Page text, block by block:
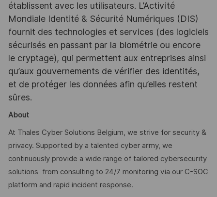
établissent avec les utilisateurs. L’Activité
Mondiale Identité & Sécurité Numériques (DIS)
fournit des technologies et services (des logiciels
sécurisés en passant par la biométrie ou encore
le cryptage), qui permettent aux entreprises ainsi
qu’aux gouvernements de vérifier des identités,
et de protéger les données afin qu’elles restent
sûres.
About
At Thales Cyber Solutions Belgium, we strive for security &
privacy. Supported by a talented cyber army, we
continuously provide a wide range of tailored cybersecurity
solutions from consulting to 24/7 monitoring via our C-SOC
platform and rapid incident response.